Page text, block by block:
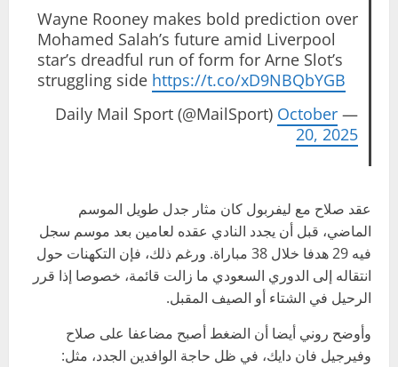
Wayne Rooney makes bold prediction over
Mohamed Salah’s future amid Liverpool
star’s dreadful run of form for Arne Slot’s
struggling side https://t.co/xD9NBQbYGB
— Daily Mail Sport (@MailSport)
October
20, 2025
عقد صلاح مع ليفربول كان مثار جدل طويل الموسم
الماضي، قبل أن يجدد النادي عقده لعامين بعد موسم سجل
فيه 29 هدفا خلال 38 مباراة. ورغم ذلك، فإن التكهنات حول
انتقاله إلى الدوري السعودي ما زالت قائمة، خصوصا إذا قرر
الرحيل في الشتاء أو الصيف المقبل.
وأوضح روني أيضا أن الضغط أصبح مضاعفا على صلاح
وفيرجيل فان دايك، في ظل حاجة الوافدين الجدد، مثل: